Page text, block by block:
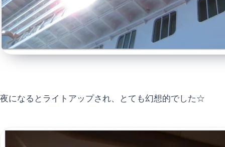
夜になるとライトアップされ、とても幻想的でした☆